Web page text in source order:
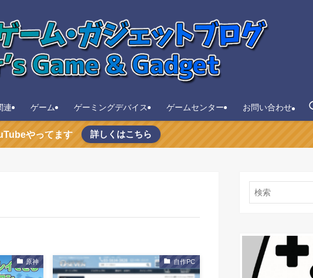
連 ゲーム ゲーミングデバイス ゲームセンター お問い合わせ
やってます 詳しくはこちら
原神 自作PC